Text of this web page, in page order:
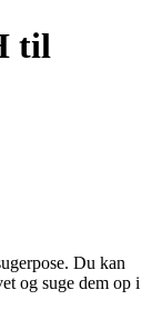
til
Du kan
og suge dem op i